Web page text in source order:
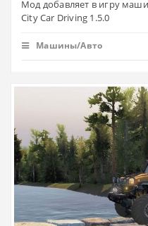
Мод добавляет в игру
City Car Driving 1.5.0
Машины/Авто